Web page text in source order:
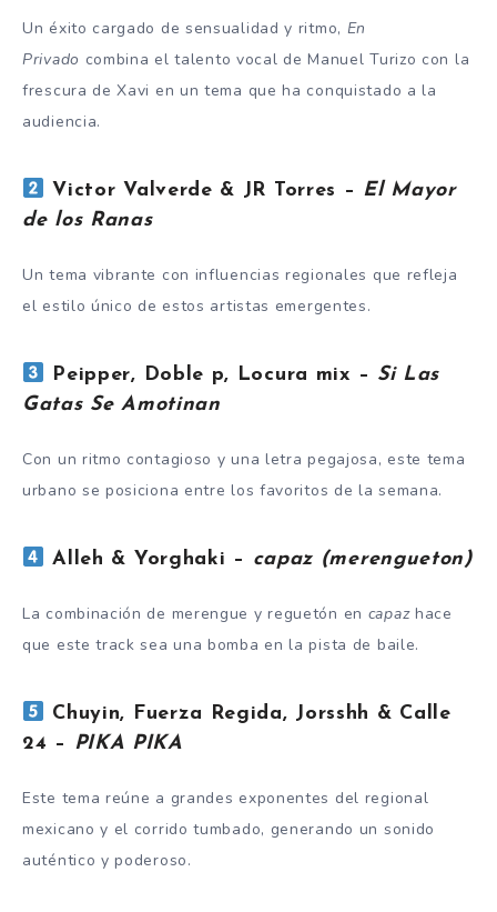
Un éxito cargado de sensualidad y ritmo, En
Privado combina el talento vocal de Manuel Turizo con la
frescura de Xavi en un tema que ha conquistado a la
audiencia.
Victor Valverde & JR Torres – El Mayor
de los Ranas
Un tema vibrante con influencias regionales que refleja
el estilo único de estos artistas emergentes.
Peipper, Doble p, Locura mix – Si Las
Gatas Se Amotinan
Con un ritmo contagioso y una letra pegajosa, este tema
urbano se posiciona entre los favoritos de la semana.
Alleh & Yorghaki – capaz (merengueton)
La combinación de merengue y reguetón en capazhace
que este track sea una bomba en la pista de baile.
Chuyin, Fuerza Regida, Jorsshh & Calle
24 – PIKA PIKA
Este tema reúne a grandes exponentes del regional
mexicano y el corrido tumbado, generando un sonido
auténtico y poderoso.